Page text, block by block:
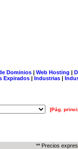
Dominios| Web Hosting |
Expirados | Industrias |
[Pág.
** Precios